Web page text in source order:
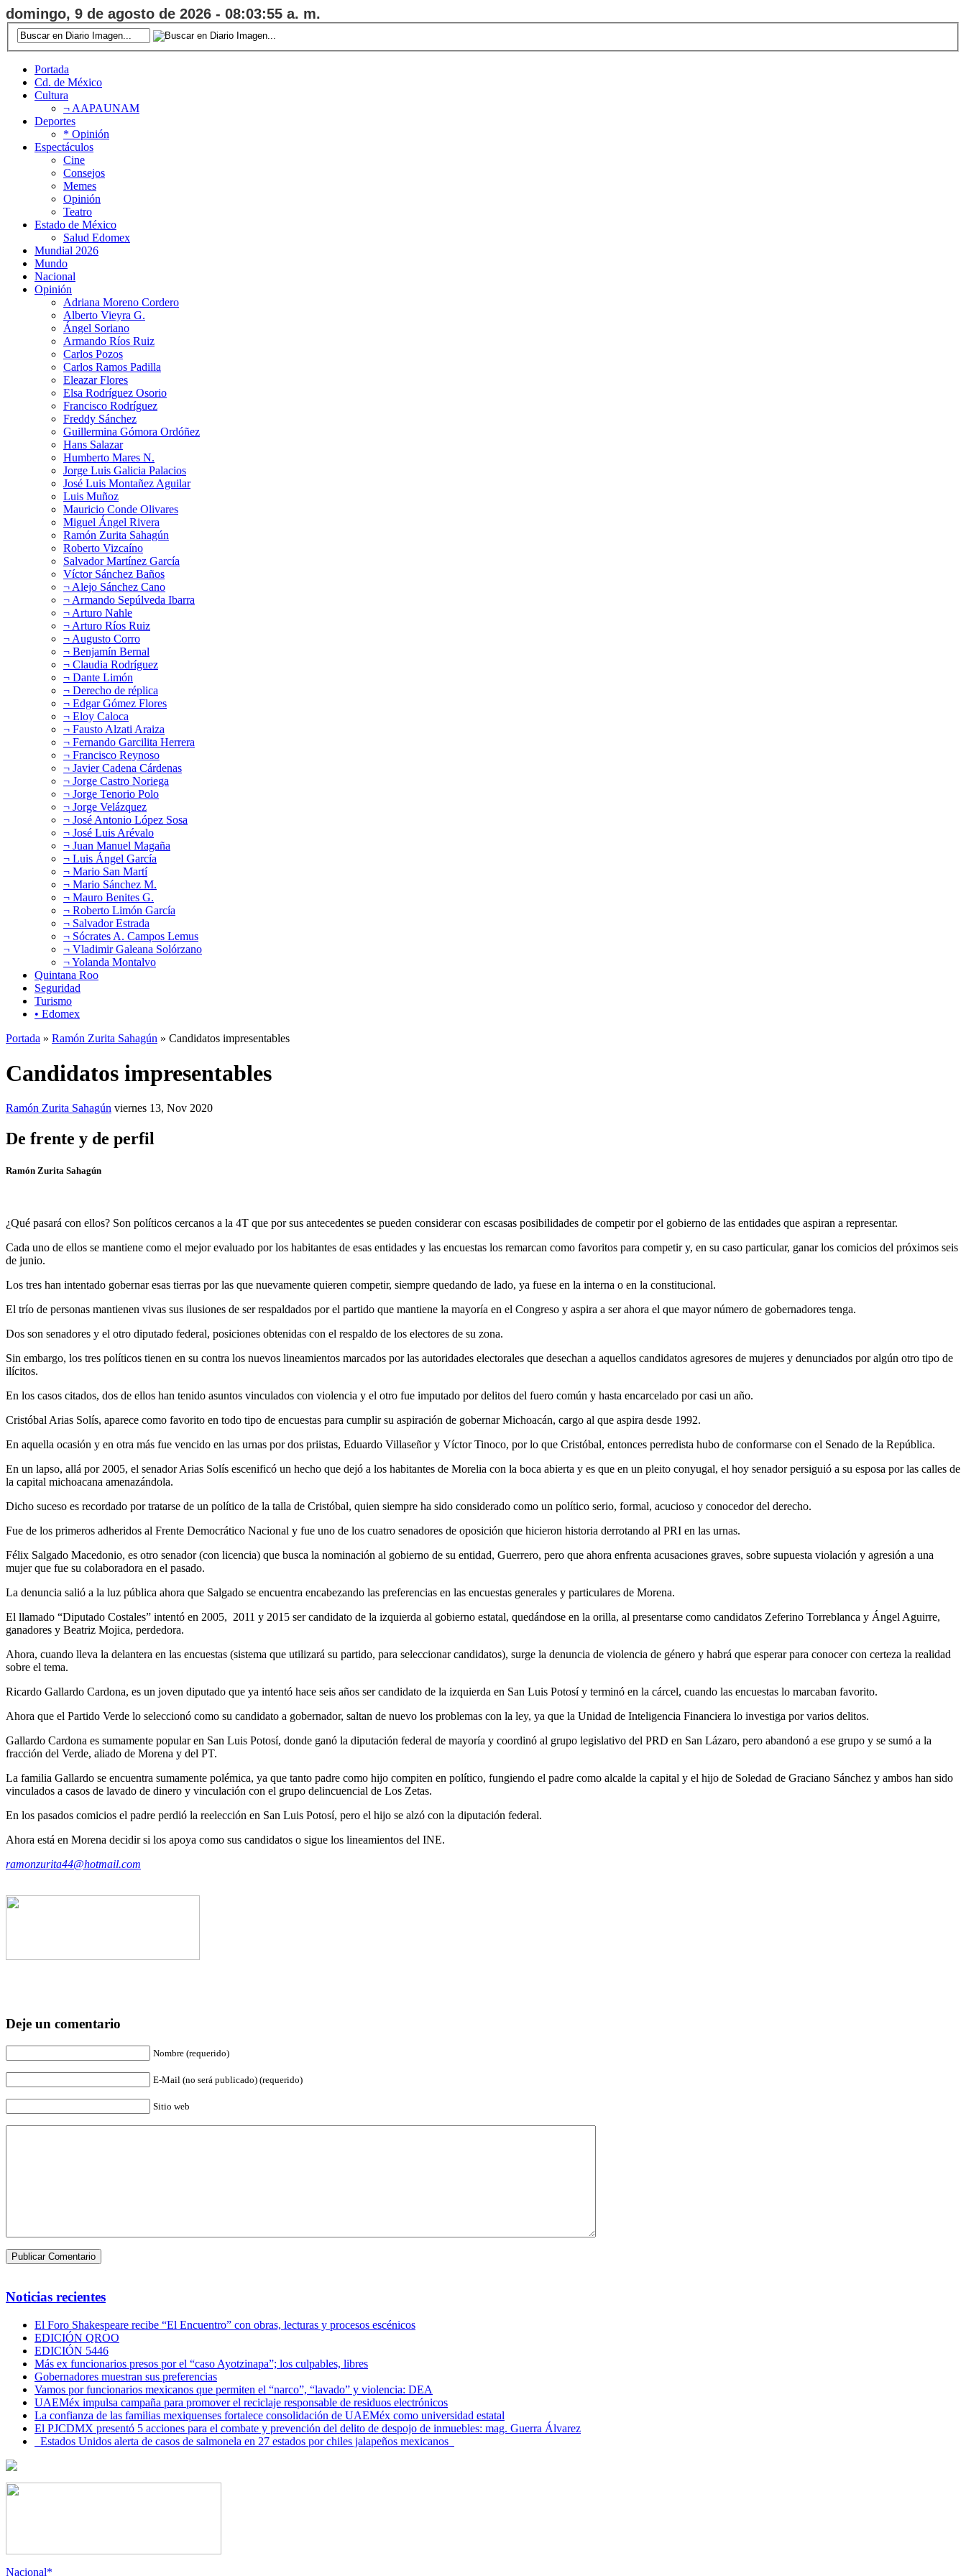
domingo, 9 de agosto de 2026 - 08:03:56 a. m.
Portada
Cd. de México
Cultura
¬ AAPAUNAM
Deportes
* Opinión
Espectáculos
Cine
Consejos
Memes
Opinión
Teatro
Estado de México
Salud Edomex
Mundial 2026
Mundo
Nacional
Opinión
Adriana Moreno Cordero
Alberto Vieyra G.
Ángel Soriano
Armando Ríos Ruiz
Carlos Pozos
Carlos Ramos Padilla
Eleazar Flores
Elsa Rodríguez Osorio
Francisco Rodríguez
Freddy Sánchez
Guillermina Gómora Ordóñez
Hans Salazar
Humberto Mares N.
Jorge Luis Galicia Palacios
José Luis Montañez Aguilar
Luis Muñoz
Mauricio Conde Olivares
Miguel Ángel Rivera
Ramón Zurita Sahagún
Roberto Vizcaíno
Salvador Martínez García
Víctor Sánchez Baños
¬ Alejo Sánchez Cano
¬ Armando Sepúlveda Ibarra
¬ Arturo Nahle
¬ Arturo Ríos Ruiz
¬ Augusto Corro
¬ Benjamín Bernal
¬ Claudia Rodríguez
¬ Dante Limón
¬ Derecho de réplica
¬ Edgar Gómez Flores
¬ Eloy Caloca
¬ Fausto Alzati Araiza
¬ Fernando Garcilita Herrera
¬ Francisco Reynoso
¬ Javier Cadena Cárdenas
¬ Jorge Castro Noriega
¬ Jorge Tenorio Polo
¬ Jorge Velázquez
¬ José Antonio López Sosa
¬ José Luis Arévalo
¬ Juan Manuel Magaña
¬ Luis Ángel García
¬ Mario San Martí
¬ Mario Sánchez M.
¬ Mauro Benites G.
¬ Roberto Limón García
¬ Salvador Estrada
¬ Sócrates A. Campos Lemus
¬ Vladimir Galeana Solórzano
¬ Yolanda Montalvo
Quintana Roo
Seguridad
Turismo
• Edomex
Portada » Ramón Zurita Sahagún » Candidatos impresentables
Candidatos impresentables
Ramón Zurita Sahagún viernes 13, Nov 2020
De frente y de perfil
Ramón Zurita Sahagún
¿Qué pasará con ellos? Son políticos cercanos a la 4T que por sus antecedentes se pueden considerar con escasas posibilidades de competir por el gobierno de las entidades que aspiran a representar.
Cada uno de ellos se mantiene como el mejor evaluado por los habitantes de esas entidades y las encuestas los remarcan como favoritos para competir y, en su caso particular, ganar los comicios del próximos seis
de junio.
Los tres han intentado gobernar esas tierras por las que nuevamente quieren competir, siempre quedando de lado, ya fuese en la interna o en la constitucional.
El trío de personas mantienen vivas sus ilusiones de ser respaldados por el partido que mantiene la mayoría en el Congreso y aspira a ser ahora el que mayor número de gobernadores tenga.
Dos son senadores y el otro diputado federal, posiciones obtenidas con el respaldo de los electores de su zona.
Sin embargo, los tres políticos tienen en su contra los nuevos lineamientos marcados por las autoridades electorales que desechan a aquellos candidatos agresores de mujeres y denunciados por algún otro tipo de
ilícitos.
En los casos citados, dos de ellos han tenido asuntos vinculados con violencia y el otro fue imputado por delitos del fuero común y hasta encarcelado por casi un año.
Cristóbal Arias Solís, aparece como favorito en todo tipo de encuestas para cumplir su aspiración de gobernar Michoacán, cargo al que aspira desde 1992.
En aquella ocasión y en otra más fue vencido en las urnas por dos priistas, Eduardo Villaseñor y Víctor Tinoco, por lo que Cristóbal, entonces perredista hubo de conformarse con el Senado de la República.
En un lapso, allá por 2005, el senador Arias Solís escenificó un hecho que dejó a los habitantes de Morelia con la boca abierta y es que en un pleito conyugal, el hoy senador persiguió a su esposa por las calles de
la capital michoacana amenazándola.
Dicho suceso es recordado por tratarse de un político de la talla de Cristóbal, quien siempre ha sido considerado como un político serio, formal, acucioso y conocedor del derecho.
Fue de los primeros adheridos al Frente Democrático Nacional y fue uno de los cuatro senadores de oposición que hicieron historia derrotando al PRI en las urnas.
Félix Salgado Macedonio, es otro senador (con licencia) que busca la nominación al gobierno de su entidad, Guerrero, pero que ahora enfrenta acusaciones graves, sobre supuesta violación y agresión a una
mujer que fue su colaboradora en el pasado.
La denuncia salió a la luz pública ahora que Salgado se encuentra encabezando las preferencias en las encuestas generales y particulares de Morena.
El llamado “Diputado Costales” intentó en 2005, 2011 y 2015 ser candidato de la izquierda al gobierno estatal, quedándose en la orilla, al presentarse como candidatos Zeferino Torreblanca y Ángel Aguirre,
ganadores y Beatriz Mojica, perdedora.
Ahora, cuando lleva la delantera en las encuestas (sistema que utilizará su partido, para seleccionar candidatos), surge la denuncia de violencia de género y habrá que esperar para conocer con certeza la realidad
sobre el tema.
Ricardo Gallardo Cardona, es un joven diputado que ya intentó hace seis años ser candidato de la izquierda en San Luis Potosí y terminó en la cárcel, cuando las encuestas lo marcaban favorito.
Ahora que el Partido Verde lo seleccionó como su candidato a gobernador, saltan de nuevo los problemas con la ley, ya que la Unidad de Inteligencia Financiera lo investiga por varios delitos.
Gallardo Cardona es sumamente popular en San Luis Potosí, donde ganó la diputación federal de mayoría y coordinó al grupo legislativo del PRD en San Lázaro, pero abandonó a ese grupo y se sumó a la
fracción del Verde, aliado de Morena y del PT.
La familia Gallardo se encuentra sumamente polémica, ya que tanto padre como hijo compiten en político, fungiendo el padre como alcalde la capital y el hijo de Soledad de Graciano Sánchez y ambos han sido
vinculados a casos de lavado de dinero y vinculación con el grupo delincuencial de Los Zetas.
En los pasados comicios el padre perdió la reelección en San Luis Potosí, pero el hijo se alzó con la diputación federal.
Ahora está en Morena decidir si los apoya como sus candidatos o sigue los lineamientos del INE.
ramonzurita44@hotmail.com
Deje un comentario
Nombre (requerido)
E-Mail (no será publicado) (requerido)
Sitio web
Noticias recientes
El Foro Shakespeare recibe “El Encuentro” con obras, lecturas y procesos escénicos
EDICIÓN QROO
EDICIÓN 5446
Más ex funcionarios presos por el “caso Ayotzinapa”; los culpables, libres
Gobernadores muestran sus preferencias
Vamos por funcionarios mexicanos que permiten el “narco”, “lavado” y violencia: DEA
UAEMéx impulsa campaña para promover el reciclaje responsable de residuos electrónicos
La confianza de las familias mexiquenses fortalece consolidación de UAEMéx como universidad estatal
El PJCDMX presentó 5 acciones para el combate y prevención del delito de despojo de inmuebles: mag. Guerra Álvarez
Estados Unidos alerta de casos de salmonela en 27 estados por chiles jalapeños mexicanos
Nacional*